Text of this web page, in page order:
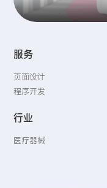
服务
页面设计
程序开发
行业
医疗器械